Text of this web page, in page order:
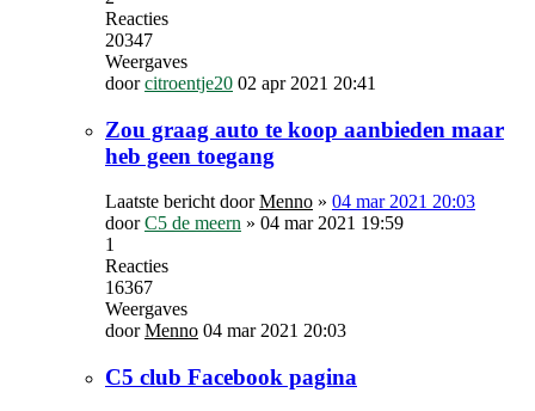
Reacties
20347
Weergaves
doorcitroentje20 02 apr 2021 20:41
Zou graag auto te koop aanbieden maar
heb geen toegang
Laatste bericht doorMenno » 04 mar 2021 20:03
doorC5 de meern » 04 mar 2021 19:59
1
Reacties
16367
Weergaves
doorMenno 04 mar 2021 20:03
C5 club Facebook pagina